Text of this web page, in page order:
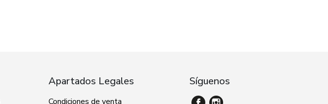
Apartados Legales
Condiciones de venta
Síguenos